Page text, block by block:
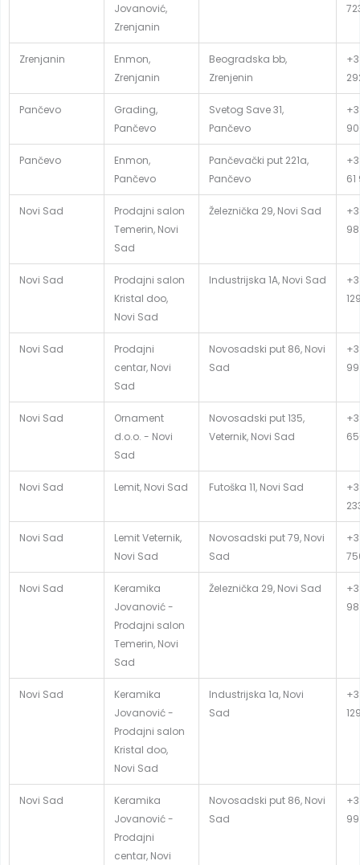
Jovanović,
Zrenjanin
Zrenjanin
Enmon,
Zrenjanin
Beogradska bb,
Zrenjenin
Pančevo
Grading,
Pančevo
Svetog Save 31,
Pančevo
Pančevo
Enmon,
Pančevo
Pančevački put 221a,
Pančevo
Novi Sad
Prodajni salon
Temerin, Novi
Sad
Železnička 29, Novi Sad
Novi Sad
Prodajni salon
Kristal doo,
Novi Sad
Industrijska 1A, Novi Sad
Novi Sad
Prodajni
centar, Novi
Sad
Novosadski put 86, Novi
Sad
Novi Sad
Ornament
d.o.o. - Novi
Sad
Novosadski put 135,
Veternik, Novi Sad
Novi Sad Lemit, Novi Sad Futoška 11, Novi Sad
Novi Sad
Lemit Veternik,
Novi Sad
Novosadski put 79, Novi
Sad
Novi Sad
Keramika
Jovanović -
Prodajni salon
Temerin, Novi
Sad
Železnička 29, Novi Sad
Novi Sad
Keramika
Jovanović -
Prodajni salon
Kristal doo,
Novi Sad
Industrijska 1a, Novi
Sad
Novi Sad
Keramika
Jovanović -
Prodajni
centar, Novi
Novosadski put 86, Novi
Sad